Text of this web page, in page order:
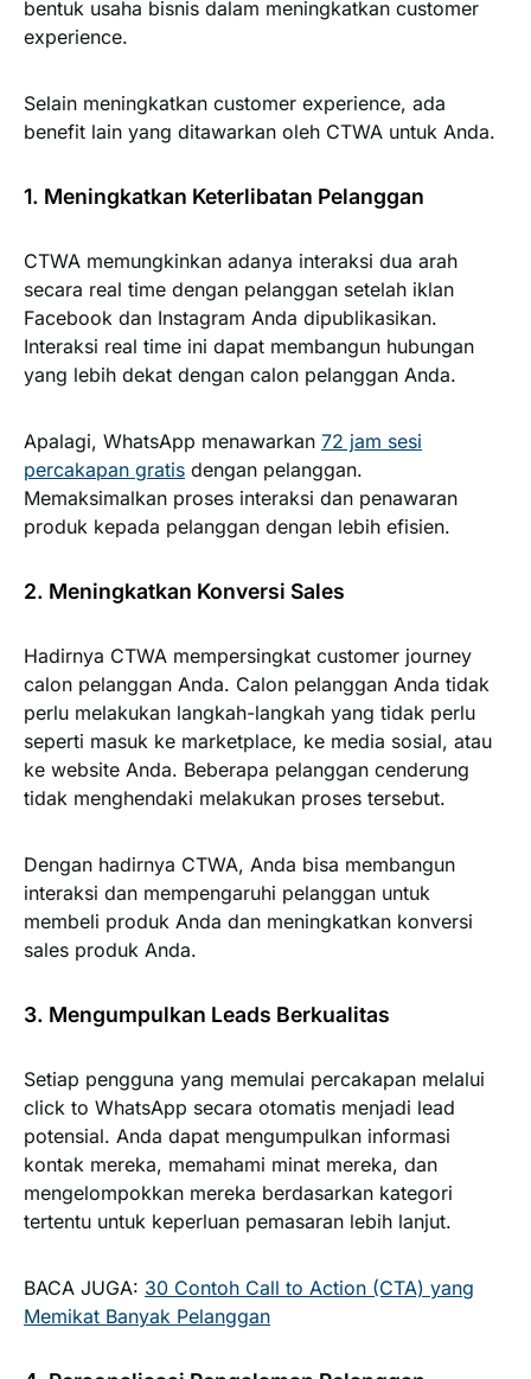
bentuk usaha bisnis dalam meningkatkan customer
experience.
Selain meningkatkan customer experience, ada
benefit lain yang ditawarkan oleh CTWA untuk Anda.
1. Meningkatkan Keterlibatan Pelanggan
CTWA memungkinkan adanya interaksi dua arah
secara real time dengan pelanggan setelah iklan
Facebook dan Instagram Anda dipublikasikan.
Interaksi real time ini dapat membangun hubungan
yang lebih dekat dengan calon pelanggan Anda.
Apalagi, WhatsApp menawarkan 72 jam sesi
percakapan gratis dengan pelanggan.
Memaksimalkan proses interaksi dan penawaran
produk kepada pelanggan dengan lebih efisien.
2. Meningkatkan Konversi Sales
Hadirnya CTWA mempersingkat customer journey
calon pelanggan Anda. Calon pelanggan Anda tidak
perlu melakukan langkah-langkah yang tidak perlu
seperti masuk ke marketplace, ke media sosial, atau
ke website Anda. Beberapa pelanggan cenderung
tidak menghendaki melakukan proses tersebut.
Dengan hadirnya CTWA, Anda bisa membangun
interaksi dan mempengaruhi pelanggan untuk
membeli produk Anda dan meningkatkan konversi
sales produk Anda.
3. Mengumpulkan Leads Berkualitas
Setiap pengguna yang memulai percakapan melalui
click to WhatsApp secara otomatis menjadi lead
potensial. Anda dapat mengumpulkan informasi
kontak mereka, memahami minat mereka, dan
mengelompokkan mereka berdasarkan kategori
tertentu untuk keperluan pemasaran lebih lanjut.
BACA JUGA: 30 Contoh Call to Action (CTA) yang
Memikat Banyak Pelanggan